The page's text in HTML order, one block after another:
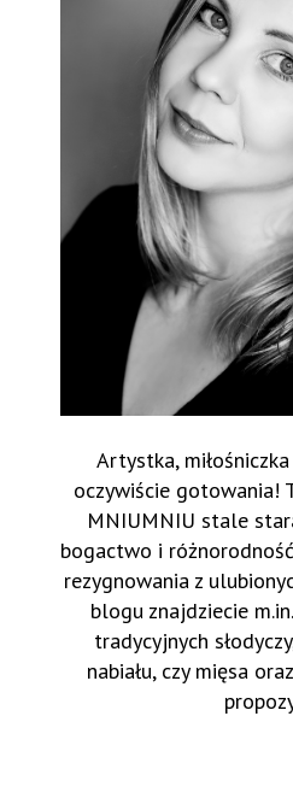
Artystka,
oczywiście gotowania!
MNIUMNIU stale
bogactwo i
rezygnowania z
blogu znajdziecie
tradycyjnych
nabiału, czy mięsa